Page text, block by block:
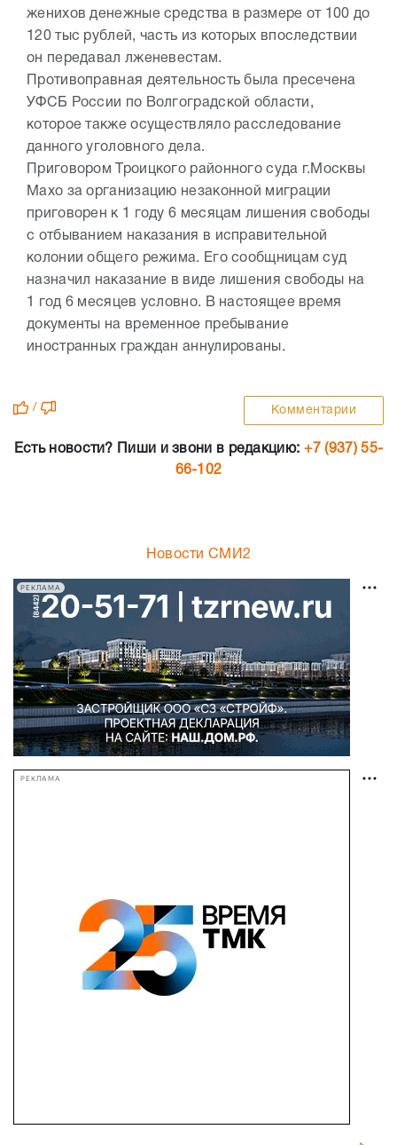
женихов денежные средства в размере от 100 до
120 тыс рублей, часть из которых впоследствии
он передавал лженевестам.
Противоправная деятельность была пресечена
УФСБ России по Волгоградской области,
которое также осуществляло расследование
данного уголовного дела.
Приговором Троицкого районного суда г.Москвы
Махо за организацию незаконной миграции
приговорен к 1 году 6 месяцам лишения свободы
с отбыванием наказания в исправительной
колонии общего режима. Его сообщницам суд
назначил наказание в виде лишения свободы на
1 год 6 месяцев условно. В настоящее время
документы на временное пребывание
иностранных граждан аннулированы.
/ Комментарии
Есть новости? Пиши и звони в редакцию: +7 (937) 55-
66-102
Новости СМИ2
РЕКЛАМА
РЕКЛАМА